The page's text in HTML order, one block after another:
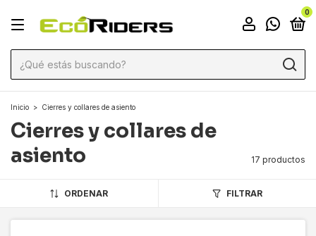
0
Inicio > Cierres y collares de asiento
Cierres y collares de
asiento
17 productos
ORDENAR FILTRAR